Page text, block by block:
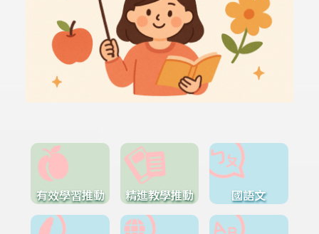
有效學習推動 精進教學推動 國語文